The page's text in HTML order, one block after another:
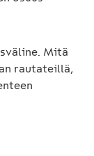
Mitä
rautateillä,